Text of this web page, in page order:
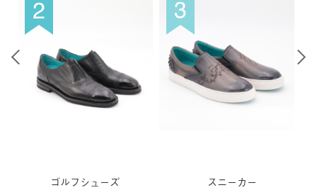
ゴルフシューズ スニーカー